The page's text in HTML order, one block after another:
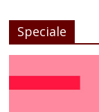
Speciale